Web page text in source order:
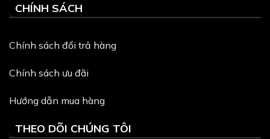
CHÍNH SÁCH
Chính sách đổi trả hàng
Chính sách ưu đãi
Hướng dẫn mua hàng
THEO DÕI CHÚNG TÔI